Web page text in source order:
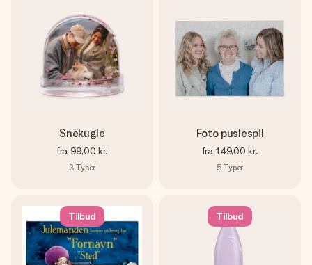
Snekugle
fra 99,00 kr.
3 Typer
Foto puslespil
fra 149,00 kr.
5 Typer
Tilbud Tilbud